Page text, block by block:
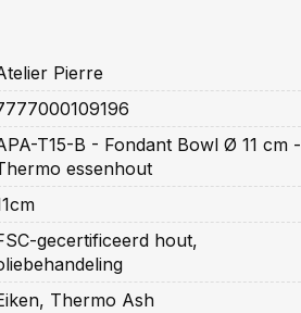
Pierre
T15-B - Fondant Bowl Ø 11 cm -
essenhout
gecertificeerd hout,
Thermo Ash